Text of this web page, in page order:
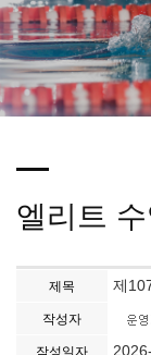
엘리트 수
제목 제
작성자